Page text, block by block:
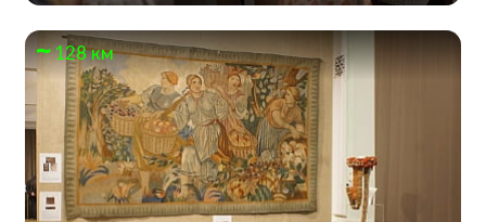
128 км